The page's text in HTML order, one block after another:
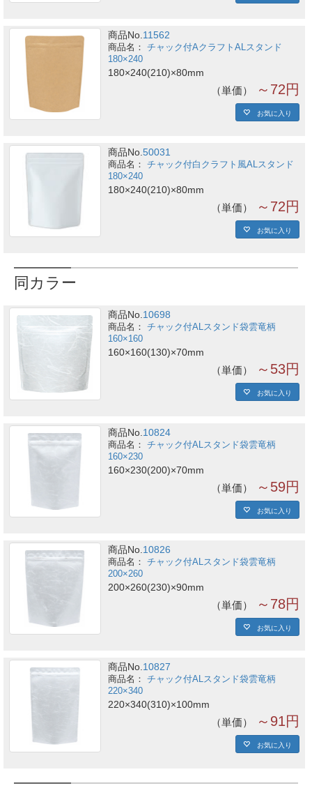
商品No. 11562
チャック付AクラフトALスタンド
180×240
180×240(210)×80mm
単価 ～72円
お気に入り
商品No.50031
チャック付白クラフト風ALスタンド
180×240
180×240(210)×80mm
単価 ～72円
お気に入り
同カラー
商品No.10698
チャック付ALスタンド袋雲竜柄
160×160
160×160(130)×70mm
単価 ～53円
お気に入り
商品No. 10824
チャック付ALスタンド袋雲竜柄
160×230
160×230(200)×70mm
単価 ～59円
お気に入り
商品No. 10826
チャック付ALスタンド袋雲竜柄
200×260
200×260(230)×90mm
単価 ～78円
お気に入り
商品No.10827
チャック付ALスタンド袋雲竜柄
220×340
220×340(310)×100mm
単価 ～91円
お気に入り